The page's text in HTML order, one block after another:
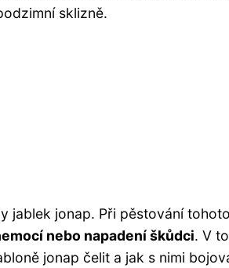
sklizně.
jablek jonap. Při pěstování
nebo napadení škůdci. V
jonap čelit a jak s nimi